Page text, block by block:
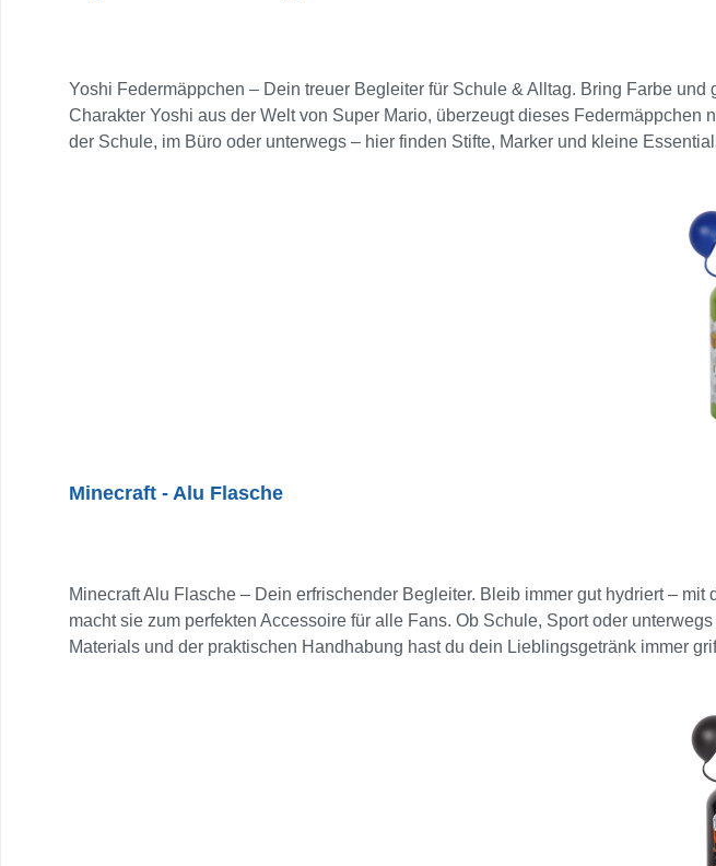
Yoshi Federmäppchen – Dein treuer Begleiter für Schule & Alltag. Bring Farbe
Charakter Yoshi aus der Welt von Super Mario, überzeugt dieses
der Schule, im Büro oder unterwegs – hier finden Stifte, Marker und kleine
Minecraft - Alu Flasche
Minecraft Alu Flasche – Dein erfrischender Begleiter. Bleib immer gut hydriert –
macht sie zum perfekten Accessoire für alle Fans. Ob Schule, Sport oder
Materials und der praktischen Handhabung hast du dein Lieblingsgetränk immer